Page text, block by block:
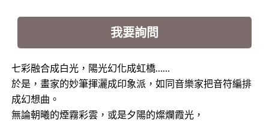
我要詢問
七彩融合成白光，陽光幻化成虹橋……
於是，畫家的妙筆揮灑成印象派，如同音樂家把音符編排
成幻想曲。
無論朝曦的煙霧彩雲，或是夕陽的燦爛霞光，